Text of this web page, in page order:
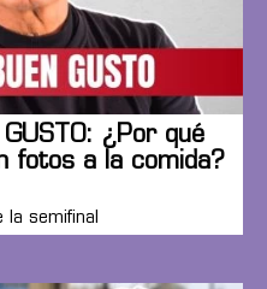
¿Por qué
fotos a la comida?
la semifinal